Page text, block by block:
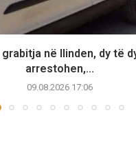
në Ilinden, dy të
arrestohen,...
09.08.2026 17:06